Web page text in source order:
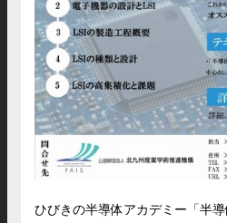
ひびきの半導体アカデミー「半